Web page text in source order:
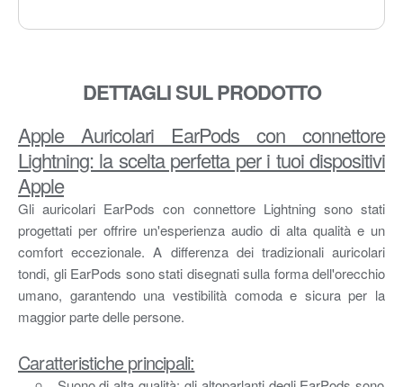
DETTAGLI SUL PRODOTTO
Apple Auricolari EarPods con connettore
Lightning: la scelta perfetta per i tuoi dispositivi
Apple
Gli auricolari EarPods con connettore Lightning sono stati
progettati per offrire un'esperienza audio di alta qualità e un
comfort eccezionale. A differenza dei tradizionali auricolari
tondi, gli EarPods sono stati disegnati sulla forma dell'orecchio
umano, garantendo una vestibilità comoda e sicura per la
maggior parte delle persone.
Caratteristiche principali: